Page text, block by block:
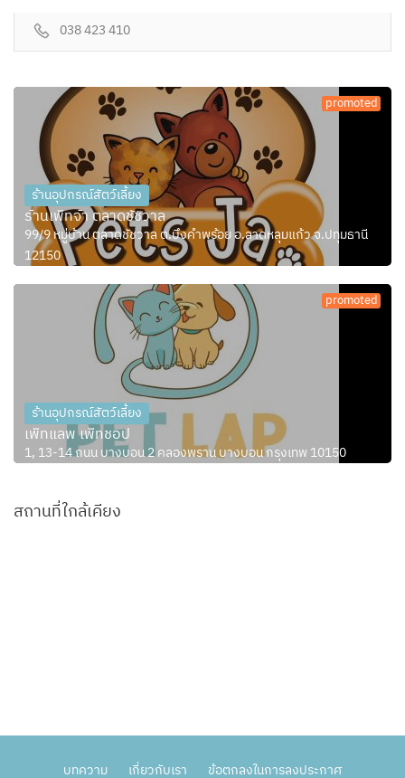
038 423 410
promoted
ร้านอุปกรณ์สัตว์เลี้ยง
ร้านเพ็ทจ้า ตลาดชัชวาล
99/9 หมู่บ้าน ตลาดชัชวาล ต.บึงคำพร้อย อ.ลาดหลุมแก้ว จ.ปทุมธานี
12150
promoted
ร้านอุปกรณ์สัตว์เลี้ยง
เพ็ทแลพ เพ็ทชอป
1, 13-14 ถนน บางบอน 2 คลองพราน บางบอน กรุงเทพ 10150
สถานที่ใกล้เคียง
บทความ เกี่ยวกับเรา ข้อตกลงในการลงประกาศ